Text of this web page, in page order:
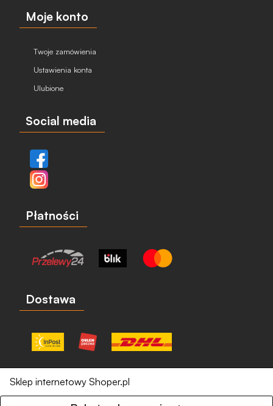
Moje konto
Twoje zamówienia
Ustawienia konta
Ulubione
Social media
Płatności
Dostawa
Sklep internetowy Shoper.pl